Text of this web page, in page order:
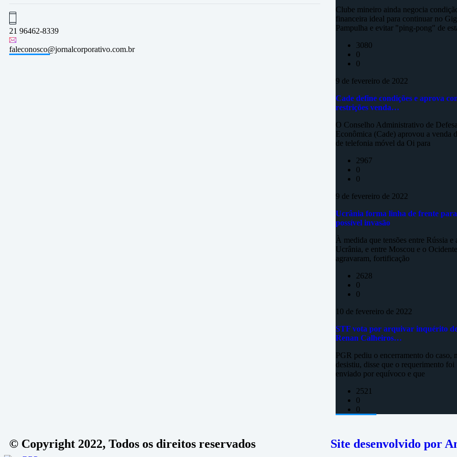
21 96462-8339
faleconosco@jornalcorporativo.com.br
Clube mineiro ainda negocia
financeira ideal para continuar no
Pampulha e evitar "ping-pong" de
3080
0
0
9 de fevereiro de 2022
Cade define condições e aprova
restrições venda…
O Conselho Administrativo de Defesa
Econômica (Cade) aprovou a venda
de telefonia móvel da Oi para
2967
0
0
9 de fevereiro de 2022
Ucrânia forma linha de frente para
possível invasão
À medida que tensões entre Rússia e
Ucrânia, e entre Moscou e o
agravaram, fortificação
2628
0
0
10 de fevereiro de 2022
STF vota por arquivar inquérito
Renan Calheiros…
PGR pediu o encerramento do caso,
desistiu, disse que o requerimento foi
enviado por equívoco e que
2521
0
0
© Copyright 2022, Todos os direitos reservados Site desenvolvido por